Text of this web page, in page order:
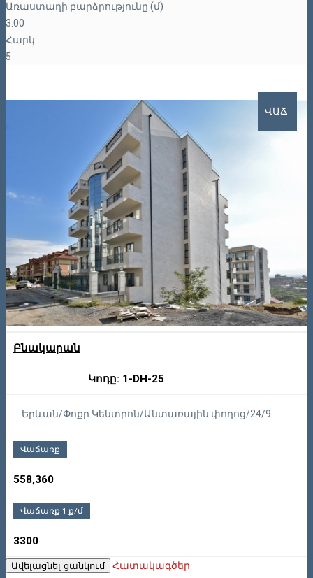
Առաստաղի բարձրությունը (մ)
3.00
Հարկ
5
ՎԱՃ.
Բնակարան
Կոդը: 1-DH-25
Երևան/Փոքր Կենտրոն/Անտառային փողոց/24/9
Վաճառք
558,360
Վաճառք 1 ք/մ
3300
Ավելացնել ցանկում Հատակագծեր